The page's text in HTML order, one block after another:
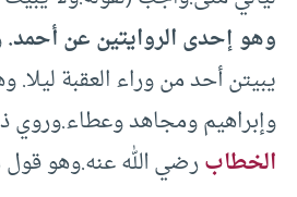
وهو إحدى الروايتين عن أحمد.
يبيتن أحد من وراء العقبة
وإبراهيم ومجاهد وعطاء.وروي
الخطابرضي الله عنه.وهو قول